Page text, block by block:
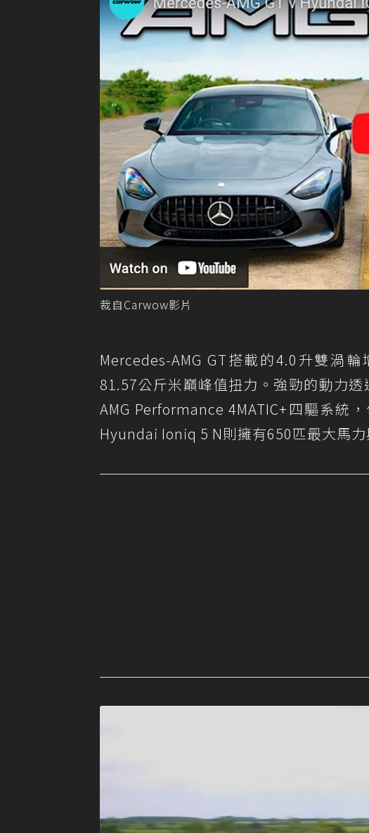
裁自Carwow影片
Mercedes-AMG GT搭載的4.0升雙渦
81.57公斤米巔峰值扭力。強勁的動力透
AMG Performance 4MATIC+四驅系統
Hyundai Ioniq 5 N則擁有650匹最大馬